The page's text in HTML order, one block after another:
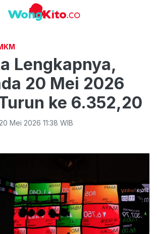
Lengkapnya,
20 Mei 2026
ke 6.352,20
20 Mei 2026 11:38 WIB